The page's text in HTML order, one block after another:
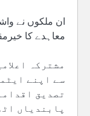
ان ملکوں نے
معاہدے کا
مشترکہ
سے اپنے
تصدیق
پابندیاں